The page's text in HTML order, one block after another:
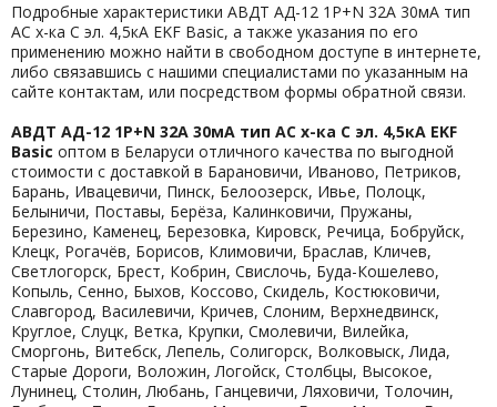
Подробные характеристики АВДТ АД-12 1P+N 32А 30мА тип
АС х-ка C эл. 4,5кА EKF Basic, а также указания по его
применению можно найти в свободном доступе в интернете,
либо связавшись с нашими специалистами по указанным на
сайте контактам, или посредством формы обратной связи.
АВДТ АД-12 1P+N 32А 30мА тип АС х-ка C эл. 4,5кА EKF
Basic оптом в Беларуси отличного качества по выгодной
стоимости с доставкой в Барановичи, Иваново, Петриков,
Барань, Ивацевичи, Пинск, Белоозерск, Ивье, Полоцк,
Белыничи, Поставы, Берёза, Калинковичи, Пружаны,
Березино, Каменец, Березовка, Кировск, Речица, Бобруйск,
Клецк, Рогачёв, Борисов, Климовичи, Браслав, Кличев,
Светлогорск, Брест, Кобрин, Свислочь, Буда-Кошелево,
Копыль, Сенно, Быхов, Коссово, Скидель, Костюковичи,
Славгород, Василевичи, Кричев, Слоним, Верхнедвинск,
Круглое, Слуцк, Ветка, Крупки, Смолевичи, Вилейка,
Сморгонь, Витебск, Лепель, Солигорск, Волковыск, Лида,
Старые Дороги, Воложин, Логойск, Столбцы, Высокое,
Лунинец, Столин, Любань, Ганцевичи, Ляховичи, Толочин,